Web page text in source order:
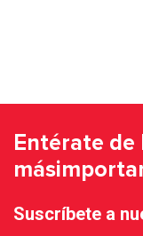
Entérate de
más
Suscríbete a